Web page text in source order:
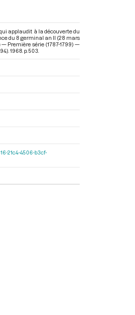
applaudit à la découverte du
du 8 germinal an II (28 mars
Première série (1787-1799) —
. 1968. p. 503.
21c4-4506-b3cf-